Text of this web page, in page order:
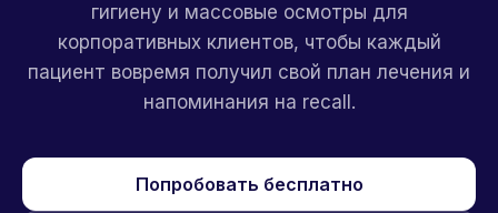
гигиену и массовые осмотры для
корпоративных клиентов, чтобы каждый
пациент вовремя получил свой план лечения и
напоминания на recall.
Попробовать бесплатно